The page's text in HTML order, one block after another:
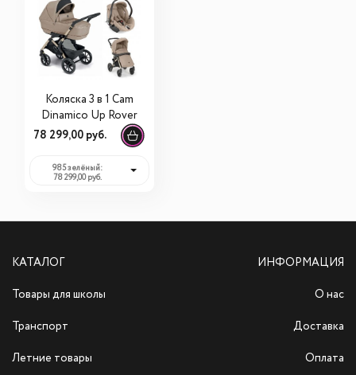
Коляска 3 в 1 Cam
Dinamico Up Rover
78 299,00 руб.
985 зелёный:
78 299,00 руб.
КАТАЛОГ
Товары для школы
Транспорт
Летние товары
ИНФОРМАЦИЯ
О нас
Доставка
Оплата